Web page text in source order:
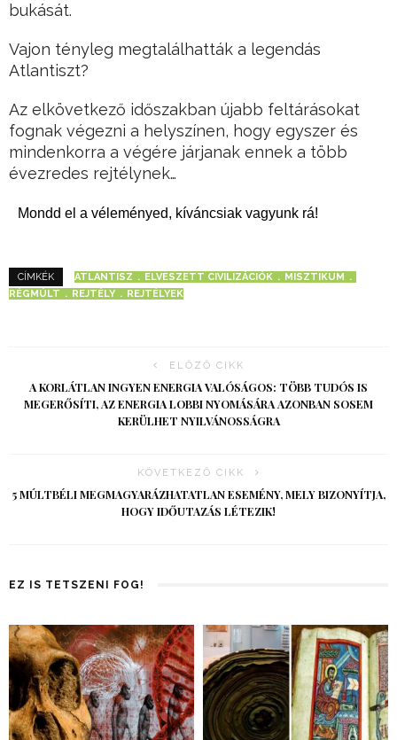
bukását.
Vajon tényleg megtalálhatták a legendás
Atlantiszt?
Az elkövetkező időszakban újabb feltárásokat
fognak végezni a helyszínen, hogy egyszer és
mindenkorra a végére járjanak ennek a több
évezredes rejtélynek…
Mondd el a véleményed, kíváncsiak vagyunk rá!
CÍMKÉK ATLANTISZ ELVESZETT CIVILIZÁCIÓK
MISZTIKUM
RÉGMÚLT
REJTÉLY REJTÉLYEK
ELŐZŐ CIKK
A KORLÁTLAN INGYEN ENERGIA VALÓSÁGOS: TÖBB TUDÓS IS
MEGERŐSÍTI, AZ ENERGIA LOBBI NYOMÁSÁRA AZONBAN SOSEM
KERÜLHET NYILVÁNOSSÁGRA
KÖVETKEZŐ CIKK
5 MÚLTBÉLI MEGMAGYARÁZHATATLAN ESEMÉNY, MELY BIZONYÍTJA,
HOGY IDŐUTAZÁS LÉTEZIK!
EZ IS TETSZENI FOG!